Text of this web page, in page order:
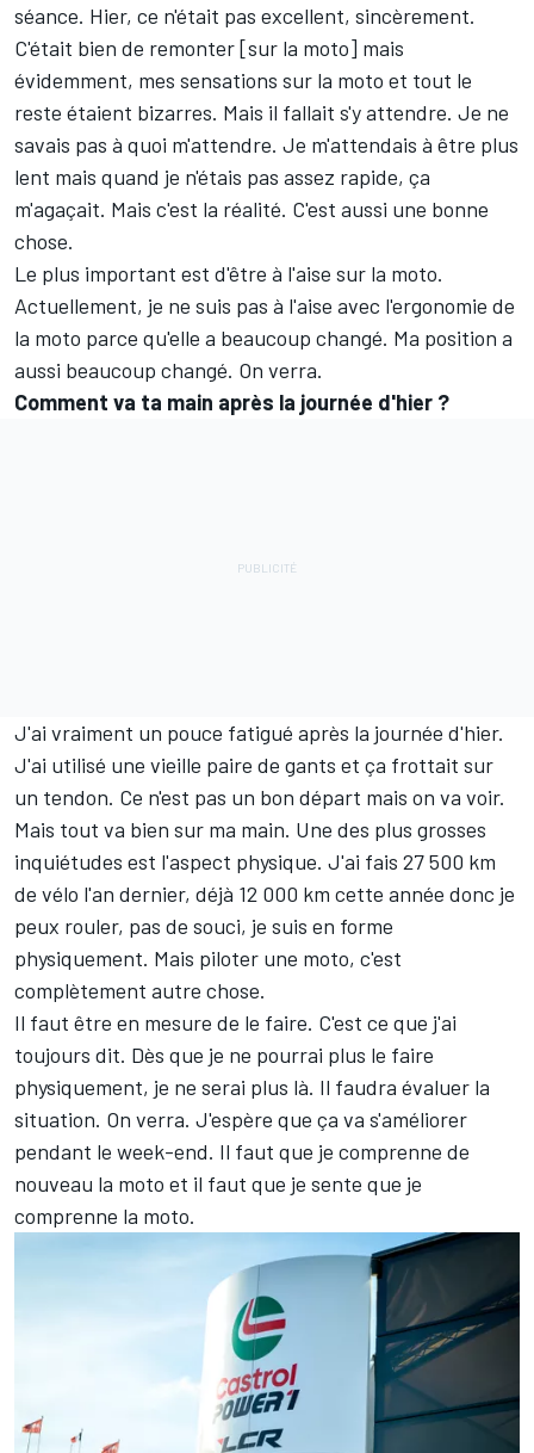
séance. Hier, ce n'était pas excellent, sincèrement.
C'était bien de remonter [sur la moto] mais
évidemment, mes sensations sur la moto et tout le
reste étaient bizarres. Mais il fallait s'y attendre. Je ne
savais pas à quoi m'attendre. Je m'attendais à être plus
lent mais quand je n'étais pas assez rapide, ça
m'agaçait. Mais c'est la réalité. C'est aussi une bonne
chose.
Le plus important est d'être à l'aise sur la moto.
Actuellement, je ne suis pas à l'aise avec l'ergonomie de
la moto parce qu'elle a beaucoup changé. Ma position a
aussi beaucoup changé. On verra.
Comment va ta main après la journée d'hier ?
J'ai vraiment un pouce fatigué après la journée d'hier.
J'ai utilisé une vieille paire de gants et ça frottait sur
un tendon. Ce n'est pas un bon départ mais on va voir.
Mais tout va bien sur ma main. Une des plus grosses
inquiétudes est l'aspect physique. J'ai fais 27 500 km
de vélo l'an dernier, déjà 12 000 km cette année donc je
peux rouler, pas de souci, je suis en forme
physiquement. Mais piloter une moto, c'est
complètement autre chose.
Il faut être en mesure de le faire. C'est ce que j'ai
toujours dit. Dès que je ne pourrai plus le faire
physiquement, je ne serai plus là. Il faudra évaluer la
situation. On verra. J'espère que ça va s'améliorer
pendant le week-end. Il faut que je comprenne de
nouveau la moto et il faut que je sente que je
comprenne la moto.